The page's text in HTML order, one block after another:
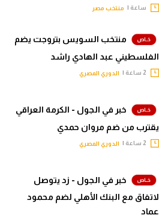
ساعة | منتخب مصر
منتخب السويس بتروجت يضم
الفلسطيني عبد الهادي راشد
الدوري المصري
خبر في الجول - الكرمة العراقي
يقترب من ضم مروان حمدي
الدوري المصري
خبر في الجول - زد يتوصل
لاتفاق مع البنك الأهلي لضم محمود
عماد